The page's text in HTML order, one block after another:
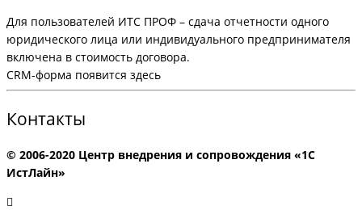
Для пользователей ИТС ПРОФ – сдача отчетности одного
юридического лица или индивидуального предпринимателя
включена в стоимость договора.
CRM-форма появится здесь
Контакты
© 2006-2020 Центр внедрения и сопровождения «1С
ИстЛайн»